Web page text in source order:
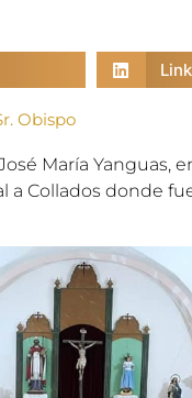
Obispo
María Yanguas,
a Collados donde